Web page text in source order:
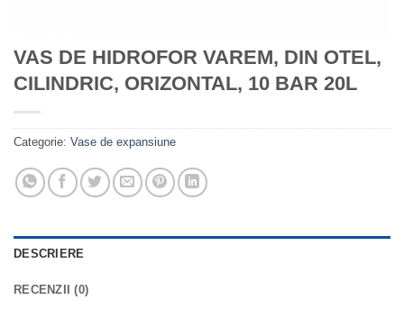
VAS DE HIDROFOR VAREM, DIN OTEL,
CILINDRIC, ORIZONTAL, 10 BAR 20L
Categorie: Vase de expansiune
DESCRIERE
RECENZII (0)